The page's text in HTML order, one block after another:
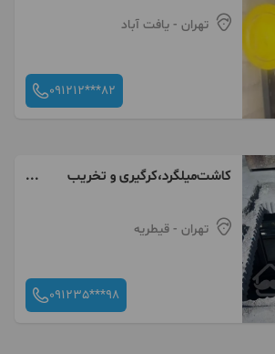
تهران - یافت آباد
091212***82
کاشت‌میلگرد‌،کرگیری و تخریب
تهران - قیطریه
091235***98